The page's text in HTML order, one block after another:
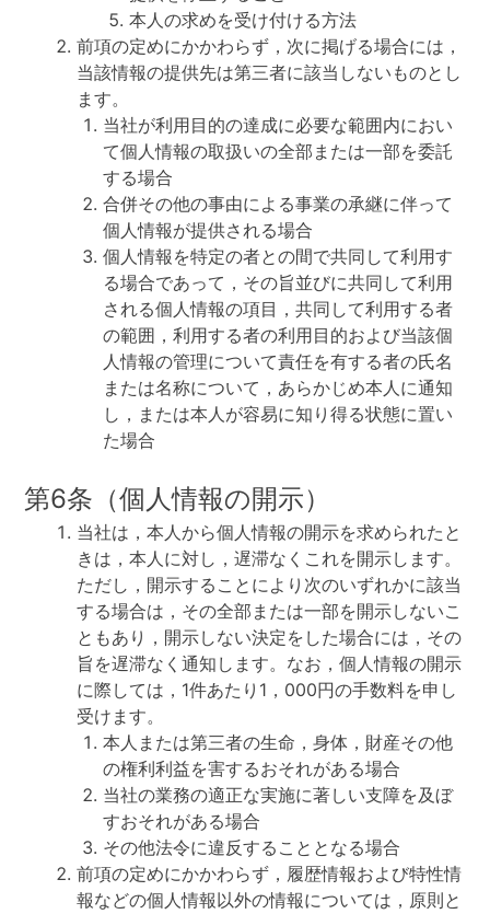
本人の求めを受け付ける方法
前項の定めにかかわらず，次に掲げる場合には，
当該情報の提供先は第三者に該当しないものとし
ます。
当社が利用目的の達成に必要な範囲内におい
て個人情報の取扱いの全部または一部を委託
する場合
合併その他の事由による事業の承継に伴って
個人情報が提供される場合
個人情報を特定の者との間で共同して利用す
る場合であって，その旨並びに共同して利用
される個人情報の項目，共同して利用する者
の範囲，利用する者の利用目的および当該個
人情報の管理について責任を有する者の氏名
または名称について，あらかじめ本人に通知
し，または本人が容易に知り得る状態に置い
た場合
第6条（個人情報の開示）
当社は，本人から個人情報の開示を求められたと
きは，本人に対し，遅滞なくこれを開示します。
ただし，開示することにより次のいずれかに該当
する場合は，その全部または一部を開示しないこ
ともあり，開示しない決定をした場合には，その
旨を遅滞なく通知します。なお，個人情報の開示
に際しては，1件あたり1，000円の手数料を申し
受けます。
本人または第三者の生命，身体，財産その他
の権利利益を害するおそれがある場合
当社の業務の適正な実施に著しい支障を及ぼ
すおそれがある場合
その他法令に違反することとなる場合
前項の定めにかかわらず，履歴情報および特性情
報などの個人情報以外の情報については，原則と